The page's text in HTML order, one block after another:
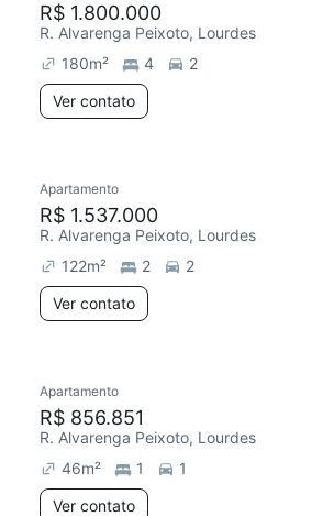
R$ 1.800.000
R. Alvarenga Peixoto, Lourdes
180m² 4
2
Ver contato
Apartamento
R$ 1.537.000
R. Alvarenga Peixoto, Lourdes
122m² 2
2
Ver contato
Apartamento
R$ 856.851
R. Alvarenga Peixoto, Lourdes
46m² 1
1
Ver contato